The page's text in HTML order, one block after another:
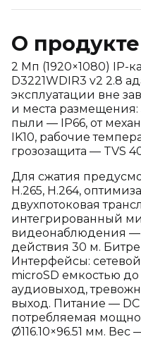
О продукте
2 Мп (1920×1080) IP-
D3221WDIR3 v2 2.8
эксплуатации вне
и места размещения:
пыли — IP66, от
IK10, рабочие
грозозащита — TVS
Для сжатия
H.265, H.264,
двухпотоковая
интегрированный
видеонаблюдения —
действия 30 м.
Интерфейсы: сетевой
microSD емкостью до
аудиовыход,
выход. Питание — DC
потребляемая
Ø116.10×96.51 мм. Вес